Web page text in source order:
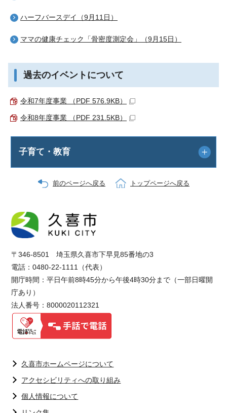
ハーフバースデイ（9月11日）
ママの健康チェック「骨密度測定会」（9月15日）
過去のイベントについて
令和7年度事業 （PDF 576.9KB）
令和8年度事業 （PDF 231.5KB）
子育て・教育
前のページへ戻る トップページへ戻る
〒346-8501 埼玉県久喜市下早見85番地の3
電話：0480-22-1111（代表）
開庁時間：平日午前8時45分から午後4時30分まで（一部日曜開
庁あり）
法人番号：8000020112321
久喜市ホームページについて
アクセシビリティへの取り組み
個人情報について